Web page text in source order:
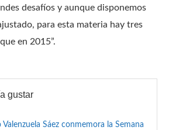
desafíos y aunque disponemos
para esta materia hay tres
en 2015”.
gustar
Sáez conmemora la Semana